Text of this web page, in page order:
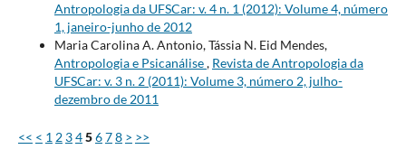
Antropologia da UFSCar: v. 4 n. 1 (2012): Volume 4, número
1, janeiro-junho de 2012
Maria Carolina A. Antonio, Tássia N. Eid Mendes,
Antropologia e Psicanálise, Revista de Antropologia da
UFSCar: v. 3 n. 2 (2011): Volume 3, número 2, julho-
dezembro de 2011
<< < 1 2 345678 > >>